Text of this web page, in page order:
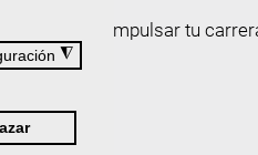
◮
ayudará a impulsar tu